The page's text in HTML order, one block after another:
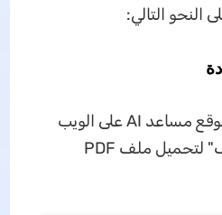
. انتقل إلى موقع مساعد AI على الويب
وانقر على "تحميل ملف" لتحميل ملف PDF